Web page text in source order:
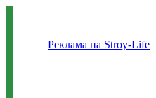
Реклама на Stroy-Life